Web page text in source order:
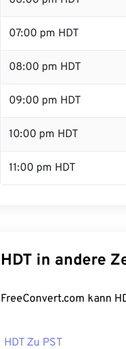
07:00 pm HDT
08:00 pm HDT
09:00 pm HDT
10:00 pm HDT
11:00 pm HDT
HDT in andere
FreeConvert.com kann
HDT Zu PST